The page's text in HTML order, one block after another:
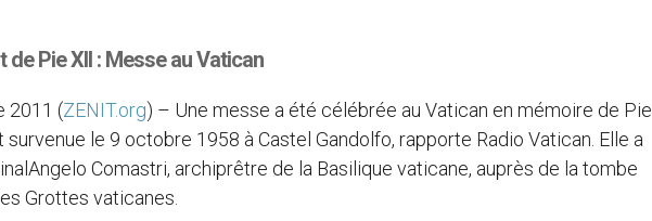
Pie XII : Messe au Vatican
2011 (ZENIT.org) – Une messe a été célébrée au Vatican en mémoire de Pie
survenue le 9 octobre 1958 à Castel Gandolfo, rapporte Radio Vatican. Elle a
Comastri, archiprêtre de la Basilique vaticane, auprès de la tombe
Grottes vaticanes.